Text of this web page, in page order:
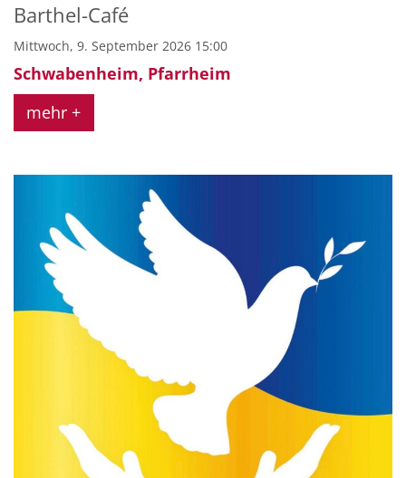
Barthel-Café
Mittwoch, 9. September 2026 15:00
Schwabenheim, Pfarrheim
mehr +